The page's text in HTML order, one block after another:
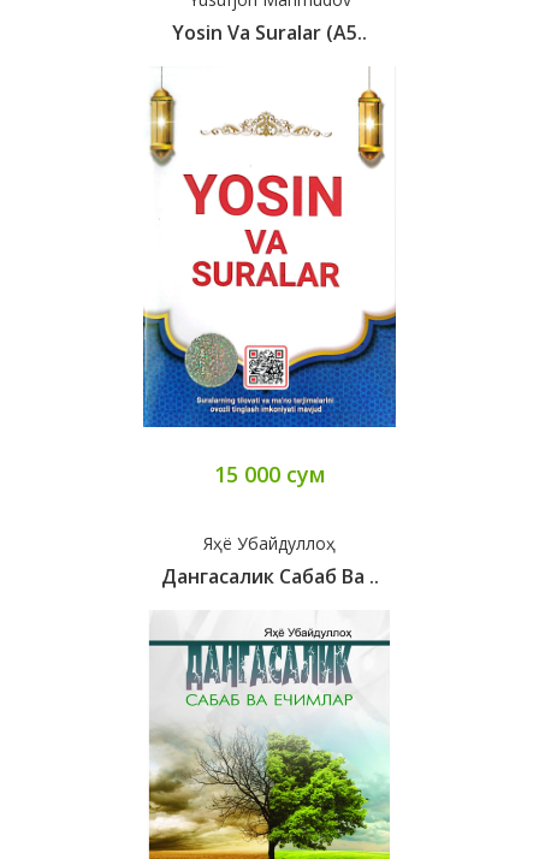
Yosin Va Suralar (А5..
15 000 сум
Яҳё Убайдуллоҳ
Дангасалик Сабаб Ва ..